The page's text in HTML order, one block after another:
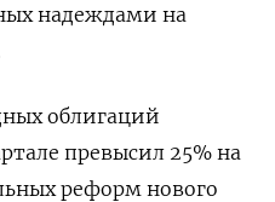
надеждами на
облигаций
превысил 25% на
реформ нового